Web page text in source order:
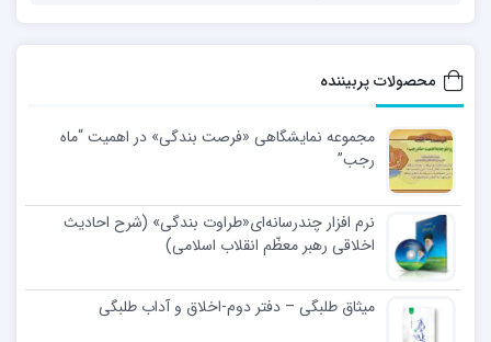
محصولات پربیننده
مجموعه نمایشگاهی «فرصت بندگی» در اهمیت “ماه
رجب”
نرم افزار چندرسانه‌ای«طراوت بندگی» (شرح احادیث
اخلاقی رهبر معظّم انقلاب اسلامی)
میثاق طلبگی – دفتر دوم-اخلاق و آداب طلبگی